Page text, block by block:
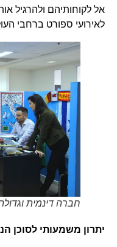
אל לקוחותיהם ולהרגיל
לאירועי ספורט ברחבי
חברה דינמית וגדולה
יתרון משמעותי לסוכן